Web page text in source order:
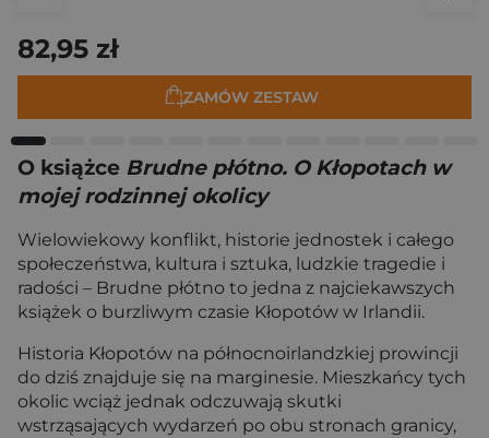
82,95 zł
ZAMÓW ZESTAW
O książce Brudne płótno. O Kłopotach w
mojej rodzinnej okolicy
Wielowiekowy konflikt, historie jednostek i całego
społeczeństwa, kultura i sztuka, ludzkie tragedie i
radości – Brudne płótno to jedna z najciekawszych
książek o burzliwym czasie Kłopotów w Irlandii.
Historia Kłopotów na północnoirlandzkiej prowincji
do dziś znajduje się na marginesie. Mieszkańcy tych
okolic wciąż jednak odczuwają skutki
wstrząsających wydarzeń po obu stronach granicy,